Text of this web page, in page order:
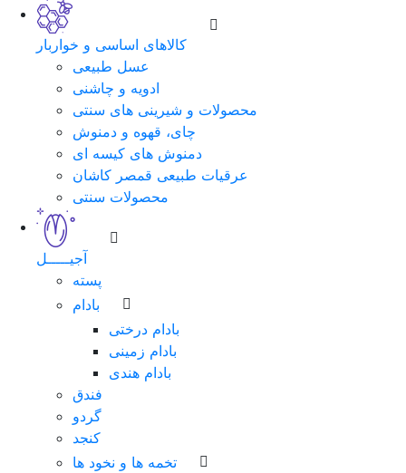
کالاهای اساسی و خواربار
عسل طبیعی
ادویه و چاشنی
محصولات و شیرینی های سنتی
چای، قهوه و دمنوش
دمنوش های کیسه ای
عرقیات طبیعی قمصر کاشان
محصولات سنتی
آجیـــــل
پسته
بادام
بادام درختی
بادام زمینی
بادام هندی
فندق
گردو
کنجد
تخمه ها و نخود ها